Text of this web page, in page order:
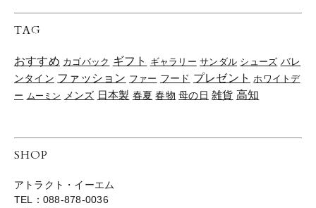
TAG
おすすめ カゴバック ギフト ギャラリー サンダル シューズ バレ
ンタイン ファッション ファー フード プレゼント ホワイトデ
ー ムーミン メンズ 日本製 春夏 春物 母の日 雑貨 高知
SHOP
アトラクト・イーエム
TEL：088-878-0036